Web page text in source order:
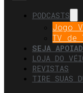
PODCASTS
Jogo
TV de
SEJA
LOJA DO
REVISTAS
TIRE SUAS